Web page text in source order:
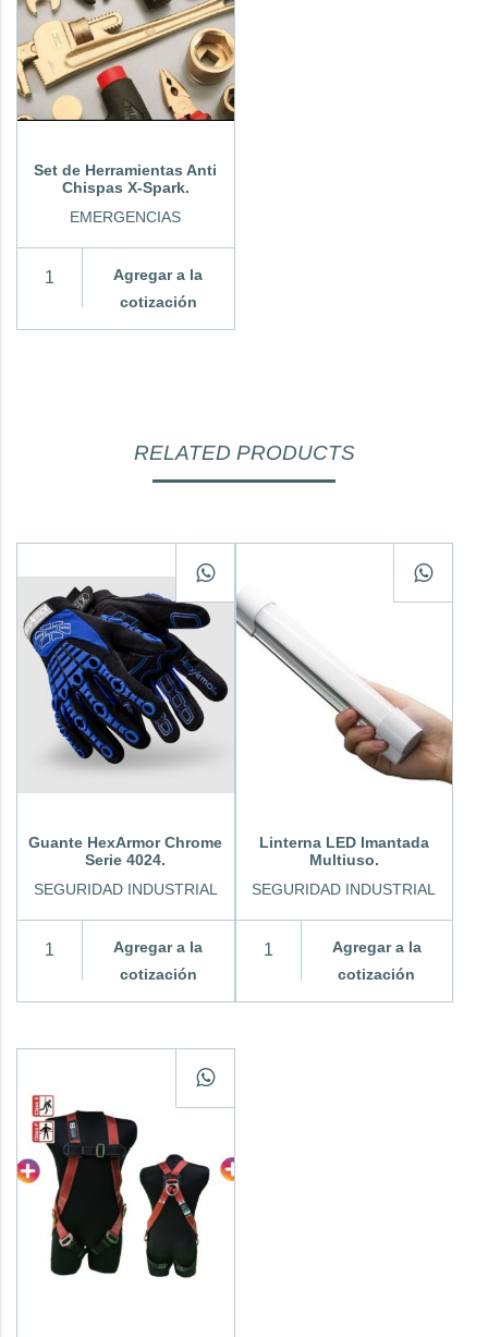
Set de Herramientas Anti
Chispas X-Spark.
EMERGENCIAS
Agregar a la
cotización
RELATED PRODUCTS
Guante HexArmor Chrome
Serie 4024.
SEGURIDAD INDUSTRIAL
Agregar a la
cotización
Linterna LED Imantada
Multiuso.
SEGURIDAD INDUSTRIAL
Agregar a la
cotización